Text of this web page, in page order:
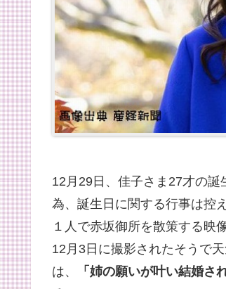
12月29日、佳子さま27才の
為、誕生日に関する行事は控
１人で赤坂御所を散策する映
12月3日に撮影されたそうで
は、
「姉の願いが叶い結婚